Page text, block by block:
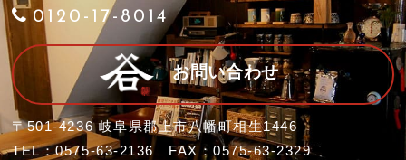
0120-17-8014
お問い合わせ
〒501-4236 岐阜県郡上市八幡町相生1446
TEL：0575-63-2136 FAX：0575-63-2329